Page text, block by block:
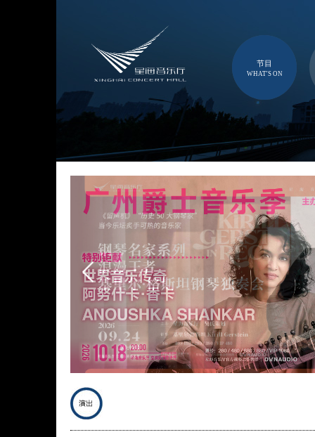
节目
WHAT'S ON